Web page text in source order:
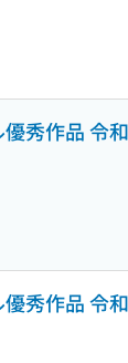
秀作品 令
秀作品 令